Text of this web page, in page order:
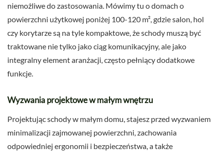
niemożliwe do zastosowania. Mówimy tu o domach o
powierzchni użytkowej poniżej 100-120 m², gdzie salon, hol
czy korytarze są na tyle kompaktowe, że schody muszą być
traktowane nie tylko jako ciąg komunikacyjny, ale jako
integralny element aranżacji, często pełniący dodatkowe
funkcje.
Wyzwania projektowe w małym wnętrzu
Projektując schody w małym domu, stajesz przed wyzwaniem
minimalizacji zajmowanej powierzchni, zachowania
odpowiedniej ergonomii i bezpieczeństwa, a także